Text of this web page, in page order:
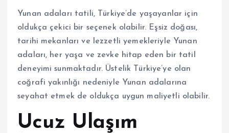
Yunan adaları tatili, Türkiye’de yaşayanlar için
oldukça çekici bir seçenek olabilir. Eşsiz doğası,
tarihi mekanları ve lezzetli yemekleriyle Yunan
adaları, her yaşa ve zevke hitap eden bir tatil
deneyimi sunmaktadır. Üstelik Türkiye’ye olan
coğrafi yakınlığı nedeniyle Yunan adalarına
seyahat etmek de oldukça uygun maliyetli olabilir.
Ucuz Ulaşım